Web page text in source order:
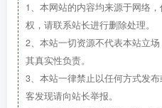
1、本网站的内容均来源于网络
权，请联系站长进行删除处理。
2、本站一切资源不代表本站立
其真实性负责。
3、本站一律禁止以任何方式发
客发现请向站长举报。